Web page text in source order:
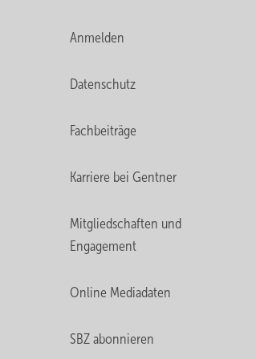
Anmelden
Datenschutz
Fachbeiträge
Karriere bei Gentner
Mitgliedschaften und
Engagement
Online Mediadaten
SBZ abonnieren